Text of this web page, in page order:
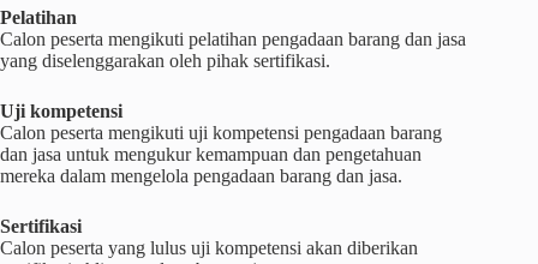
Pelatihan
Calon peserta mengikuti pelatihan pengadaan barang dan jasa
yang diselenggarakan oleh pihak sertifikasi.
Uji kompetensi
Calon peserta mengikuti uji kompetensi pengadaan barang
dan jasa untuk mengukur kemampuan dan pengetahuan
mereka dalam mengelola pengadaan barang dan jasa.
Sertifikasi
Calon peserta yang lulus uji kompetensi akan diberikan